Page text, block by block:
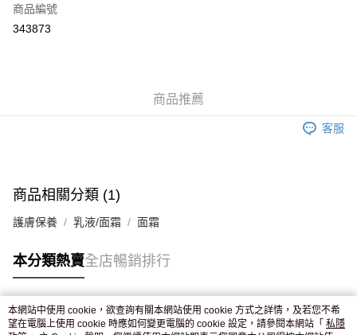
Apple Pay
付款後門市自取，訂單確認後2-4個工作天到店，7天內取。逾期後
商品編號
343873
商品推薦
客服
商品相關分類 (1)
護膚保養 乳液/面霜 面霜
本分類熱賣全店暢銷排行
熱門標籤
本網站中使用 cookie，欲查詢有關本網站使用 cookie 方式之詳情，及若您不希
望在電腦上使用 cookie 時應如何變更電腦的 cookie 設定，請參閱本網站「 私隱